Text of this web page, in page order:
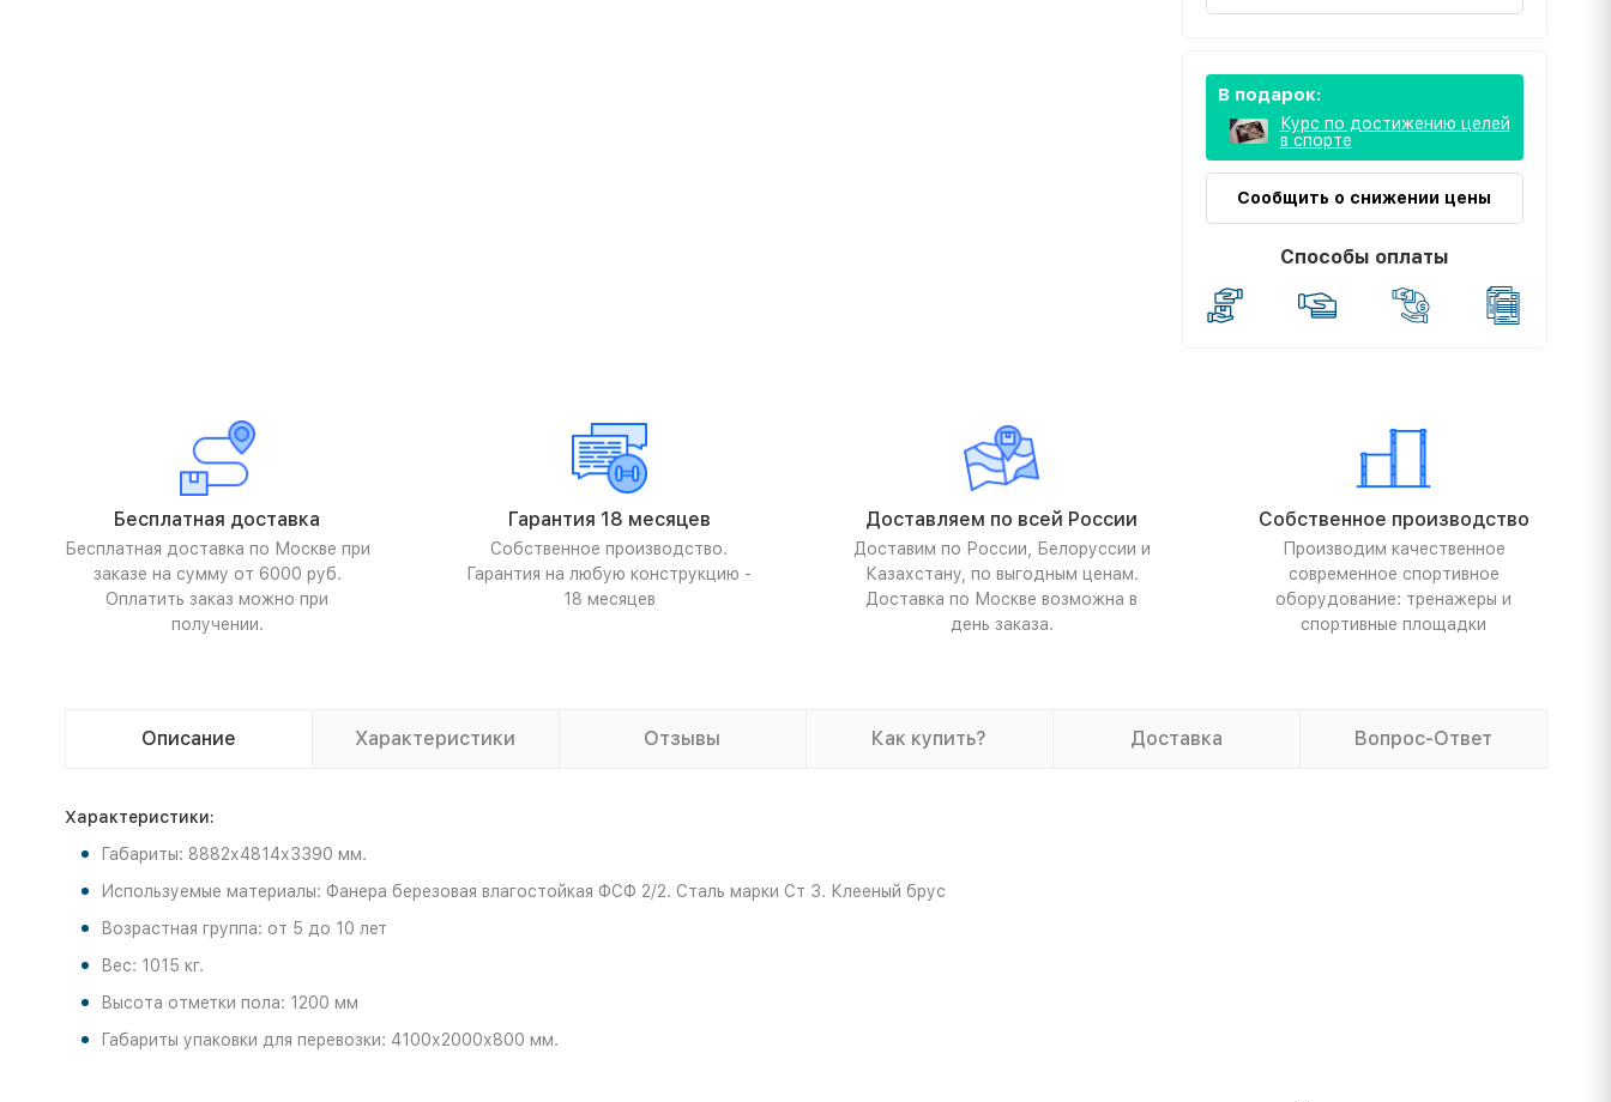
В подарок:
Курс по достижению целей
в спорте
Сообщить о снижении цены
Способы оплаты
Бесплатная доставка
Бесплатная доставка по Москве при
заказе на сумму от 6000 руб.
Оплатить заказ можно при
получении.
Гарантия 18 месяцев
Собственное производство.
Гарантия на любую конструкцию -
18 месяцев
Доставляем по всей России
Доставим по России, Белоруссии и
Казахстану, по выгодным ценам.
Доставка по Москве возможна в
день заказа.
Собственное производство
Производим качественное
современное спортивное
оборудование: тренажеры и
спортивные площадки
Описание Характеристики Отзывы Как купить? Доставка Вопрос-Ответ
Характеристики:
Габариты: 8882х4814х3390 мм.
Используемые материалы: Фанера березовая влагостойкая ФСФ 2/2. Сталь марки Ст 3. Клееный брус
Возрастная группа: от 5 до 10 лет
Вес: 1015 кг.
Высота отметки пола: 1200 мм
Габариты упаковки для перевозки: 4100х2000х800 мм.